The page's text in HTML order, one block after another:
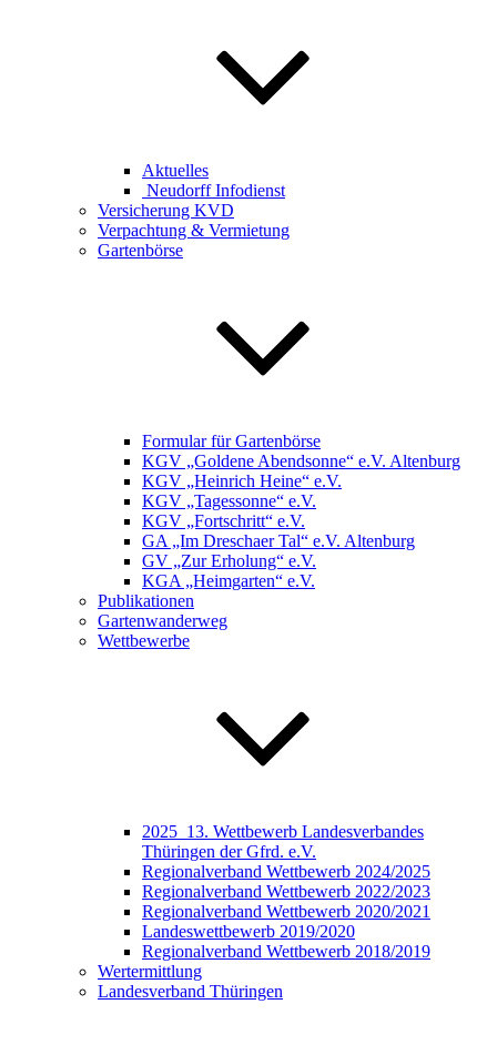
Aktuelles
Neudorff Infodienst
Versicherung KVD
Verpachtung & Vermietung
Gartenbörse
Formular für Gartenbörse
KGV „Goldene Abendsonne“ e.V. Altenburg
KGV „Heinrich Heine“ e.V.
KGV „Tagessonne“ e.V.
KGV „Fortschritt“ e.V.
GA „Im Dreschaer Tal“ e.V. Altenburg
GV „Zur Erholung“ e.V.
KGA „Heimgarten“ e.V.
Publikationen
Gartenwanderweg
Wettbewerbe
2025_13. Wettbewerb Landesverbandes
Thüringen der Gfrd. e.V.
Regionalverband Wettbewerb 2024/2025
Regionalverband Wettbewerb 2022/2023
Regionalverband Wettbewerb 2020/2021
Landeswettbewerb 2019/2020
Regionalverband Wettbewerb 2018/2019
Wertermittlung
Landesverband Thüringen